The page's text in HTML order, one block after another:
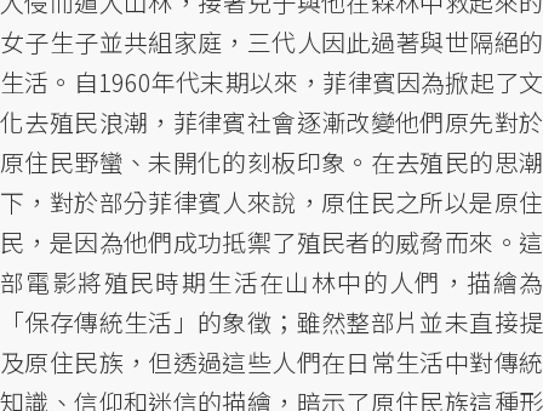
女子生子並共組家庭，三代人因此過著與世隔絕的
生活。自1960年代末期以來，菲律賓因為掀起了文
化去殖民浪潮，菲律賓社會逐漸改變他們原先對於
原住民野蠻、未開化的刻板印象。在去殖民的思潮
下，對於部分菲律賓人來說，原住民之所以是原住
民，是因為他們成功抵禦了殖民者的威脅而來。這
部電影將殖民時期生活在山林中的人們，描繪為
「保存傳統生活」的象徵；雖然整部片並未直接提
及原住民族，但透過這些人們在日常生活中對傳統
知識、信仰和迷信的描繪，暗示了原住民族這種形